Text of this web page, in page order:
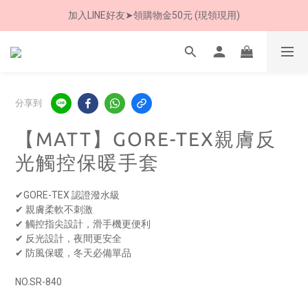
加入LINE好友➤領購物金50元 (現領現用)
7/30-8/24 全館買就送 雨傘收納袋(乙個)
加入LINE好友➤領購物金50元 (現領現用)
分享到
【MATT】GORE-TEX親膚反
光觸控保暖手套
✔GORE-TEX 認證潑水級
✔ 親膚柔軟不刺激
✔ 觸控指尖設計，滑手機更便利
✔ 反光設計，夜間更安全
✔ 防風保暖，冬天必備單品
NO.SR-840